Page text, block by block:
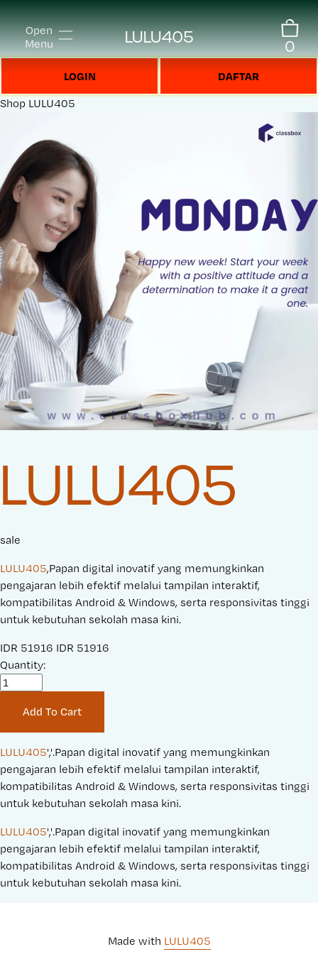
Open
Menu
LULU405 0
LOGIN DAFTAR
Shop LULU405
LULU405
sale
LULU405,Papan digital inovatif yang memungkinkan
pengajaran lebih efektif melalui tampilan interaktif,
kompatibilitas Android & Windows, serta responsivitas tinggi
untuk kebutuhan sekolah masa kini.
S
a
r
i
c
e
:
IDR 51916 O
i
n
a
P
r
c
e
:
IDR 51916
Quantity:
Add To Cart
LULU405','.Papan digital inovatif yang memungkinkan
pengajaran lebih efektif melalui tampilan interaktif,
kompatibilitas Android & Windows, serta responsivitas tinggi
untuk kebutuhan sekolah masa kini.
LULU405','.Papan digital inovatif yang memungkinkan
pengajaran lebih efektif melalui tampilan interaktif,
kompatibilitas Android & Windows, serta responsivitas tinggi
untuk kebutuhan sekolah masa kini.
Made with LULU405